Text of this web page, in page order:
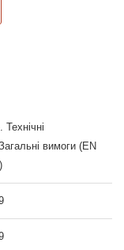
вимоги (EN